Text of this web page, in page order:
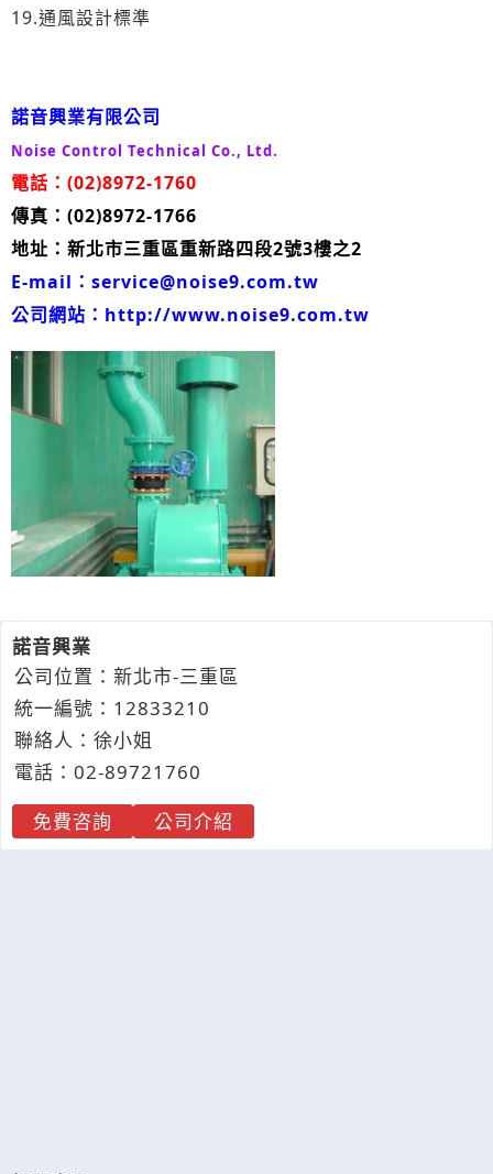
19.通風設計標準
諾音興業有限公司
Noise Control Technical Co., Ltd.
電話：(02)8972-1760
傳真：(02)8972-1766
地址：新北市三重區重新路四段2號3樓之2
E-mail： service@noise9.com.tw
公司網站： http://www.noise9.com.tw
諾音興業
公司位置：新北市-三重區
統一編號：12833210
聯絡人：徐小姐
電話： 02-89721760
免費咨詢
公司介紹